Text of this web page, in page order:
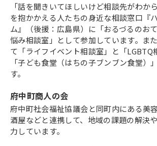
「話を聞きいてほしいけど相談先がわか
を抱かかえる人たちの身近な相談窓口『
ム』（後援：広島県）に「おるづるのお
悩み相談室」として参加しています。ま
て「ライフイベント相談室」と「LGBTQ
「子ども食堂（はちの子ブンブン食堂）
す。
府中町商人の会
府中町社会福祉協議会と同町内にある美
酒屋などと連携して、地域の課題の解決
力しています。